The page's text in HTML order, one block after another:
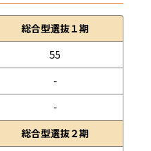
総合型選抜１期
55
-
-
総合型選抜２期